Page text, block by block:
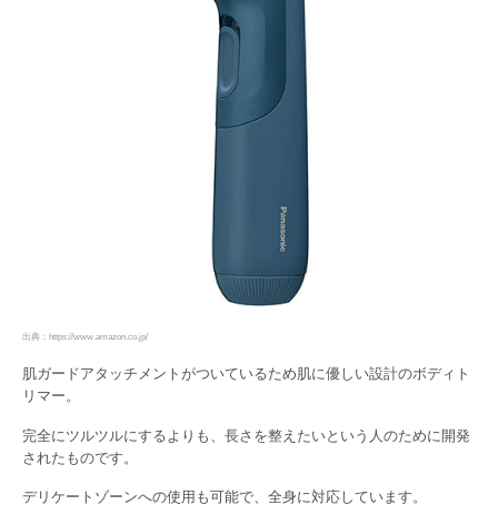
出典：https://www.amazon.co.jp/
肌ガードアタッチメントがついているため肌に優しい設計のボディト
リマー。
完全にツルツルにするよりも、長さを整えたいという人のために開発
されたものです。
デリケートゾーンへの使用も可能で、全身に対応しています。